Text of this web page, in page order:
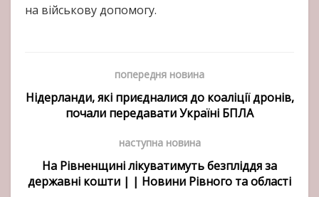
на військову допомогу.
попередня новина
Нідерланди, які приєдналися до коаліції дронів,
почали передавати Україні БПЛА
наступна новина
На Рівненщині лікуватимуть безпліддя за
державні кошти | | Новини Рівного та області